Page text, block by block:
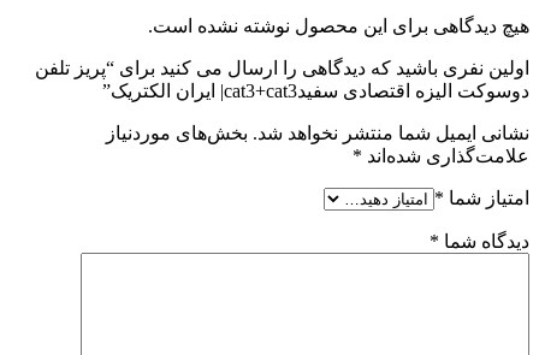
هیچ دیدگاهی برای این محصول نوشته نشده است.
اولین نفری باشید که دیدگاهی را ارسال می کنید برای “پريز تلفن
دوسوکت اليزه اقتصادی سفيدcat3+cat3| ایران الکتریک”
نشانی ایمیل شما منتشر نخواهد شد. بخش‌های موردنیاز
علامت‌گذاری شده‌اند *
امتیاز شما *
دیدگاه شما *